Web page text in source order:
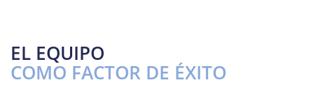
EL EQUIPO
COMO FACTOR DE ÉXITO